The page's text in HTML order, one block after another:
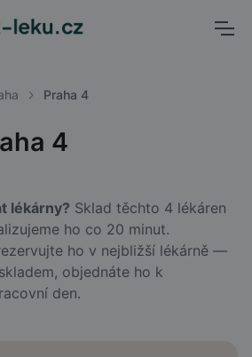
Praha 4
4
lékárny? Sklad těchto 4 lékáren
ho co 20 minut.
ho v nejbližší lékárně —
objednáte ho k
den.